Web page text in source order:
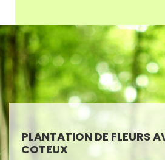
PLANTATION DE FLEURS
COTEUX